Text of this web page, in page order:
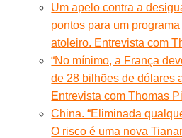
Um apelo contra a
pontos para um
atoleiro. Entrevista com
“No mínimo, a França
de 28 bilhões de dólares
Entrevista com Thomas
China. “Eliminada
O risco é uma nova